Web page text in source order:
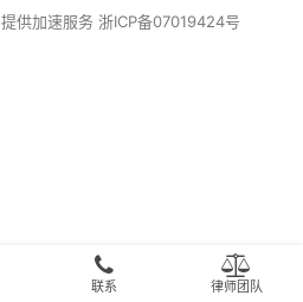
提供加速服务 浙ICP备07019424号
联系 律师团队